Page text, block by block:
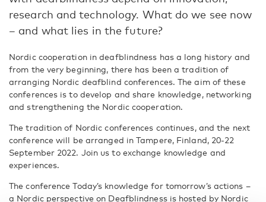
research and technology. What do we see now
– and what lies in the future?
Nordic cooperation in deafblindness has a long history and
from the very beginning, there has been a tradition of
arranging Nordic deafblind conferences. The aim of these
conferences is to develop and share knowledge, networking
and strengthening the Nordic cooperation.
The tradition of Nordic conferences continues, and the next
conference will be arranged in Tampere, Finland, 20-22
September 2022. Join us to exchange knowledge and
experiences.
The conference Today’s knowledge for tomorrow’s actions –
a Nordic perspective on Deafblindness is hosted by Nordic